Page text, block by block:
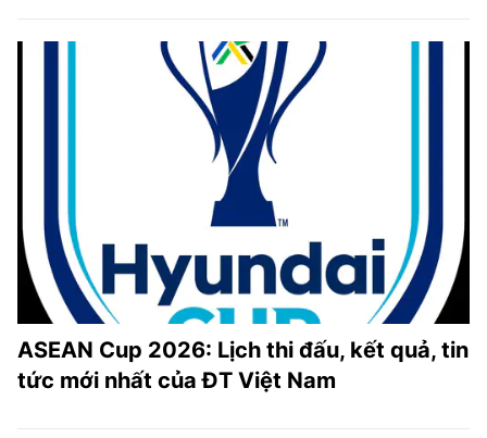
ASEAN Cup 2026: Lịch thi đấu, kết quả, tin
tức mới nhất của ĐT Việt Nam